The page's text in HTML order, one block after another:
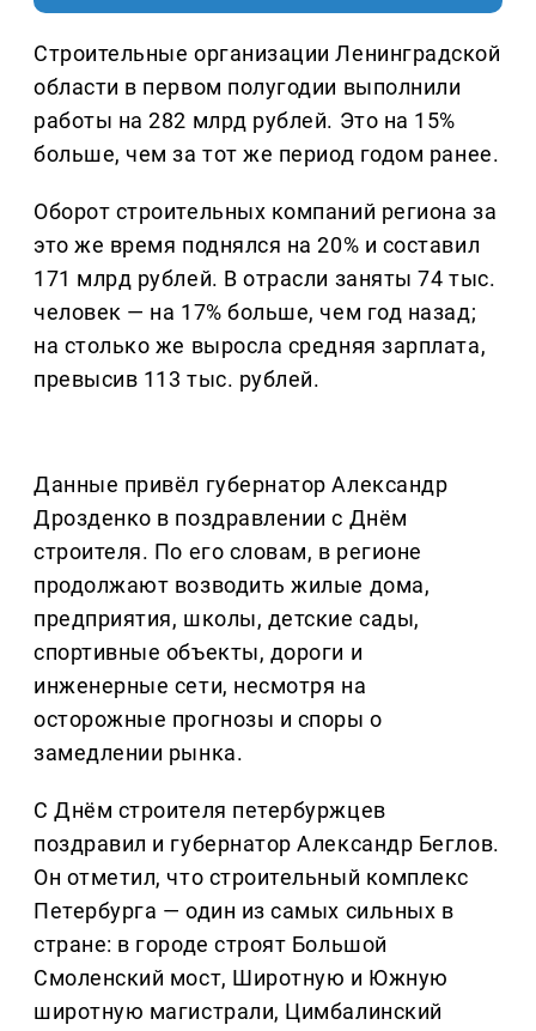
Строительные организации Ленинградской
области в первом полугодии выполнили
работы на 282 млрд рублей. Это на 15%
больше, чем за тот же период годом ранее.
Оборот строительных компаний региона за
это же время поднялся на 20% и составил
171 млрд рублей. В отрасли заняты 74 тыс.
человек — на 17% больше, чем год назад;
на столько же выросла средняя зарплата,
превысив 113 тыс. рублей.
Данные привёл губернатор Александр
Дрозденко в поздравлении с Днём
строителя. По его словам, в регионе
продолжают возводить жилые дома,
предприятия, школы, детские сады,
спортивные объекты, дороги и
инженерные сети, несмотря на
осторожные прогнозы и споры о
замедлении рынка.
С Днём строителя петербуржцев
поздравил и губернатор Александр Беглов.
Он отметил, что строительный комплекс
Петербурга — один из самых сильных в
стране: в городе строят Большой
Смоленский мост, Широтную и Южную
широтную магистрали, Цимбалинский